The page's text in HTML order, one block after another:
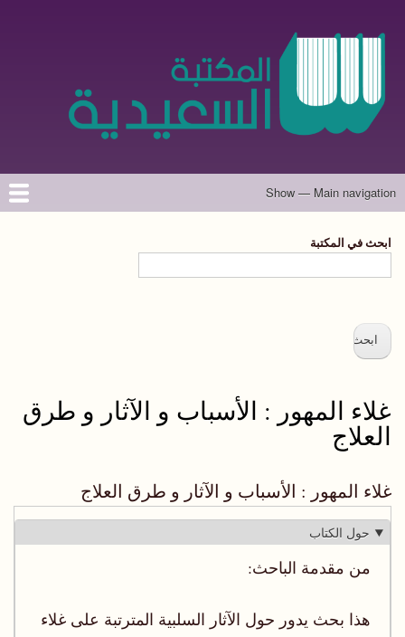
الرئيسي
Main
Show — Main navigation
الرئيسية
المؤلفون
تواصل معنا
حول الموقع
ابحث في المكتبة
غلاء المهور : الأسباب و الآثار و طرق
العلاج
غلاء المهور : الأسباب و الآثار و طرق العلاج
حول الكتاب
من مقدمة الباحث:
هذا بحث يدور حول الآثار السلبية المترتبة على غلاء